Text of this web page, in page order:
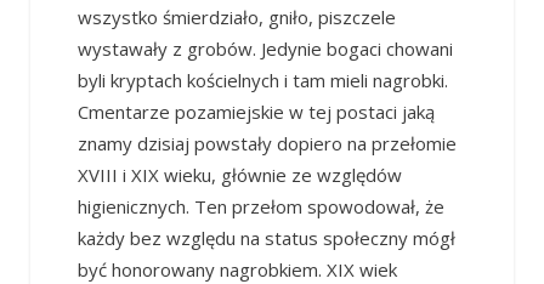
wszystko śmierdziało, gniło, piszczele
wystawały z grobów. Jedynie bogaci chowani
byli kryptach kościelnych i tam mieli nagrobki.
Cmentarze pozamiejskie w tej postaci jaką
znamy dzisiaj powstały dopiero na przełomie
XVIII i XIX wieku, głównie ze względów
higienicznych. Ten przełom spowodował, że
każdy bez względu na status społeczny mógł
być honorowany nagrobkiem. XIX wiek